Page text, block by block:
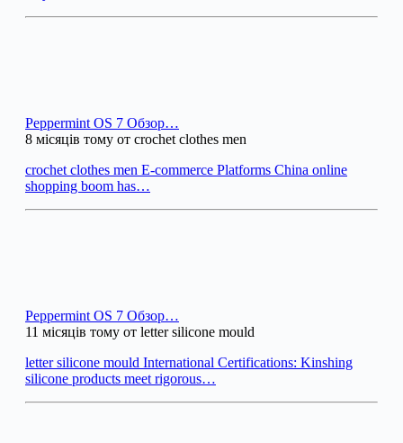
Peppermint OS 7 Обзор…
8 місяців тому от crochet clothes men
crochet clothes men E-commerce Platforms China online
shopping boom has…
Peppermint OS 7 Обзор…
11 місяців тому от letter silicone mould
letter silicone mould International Certifications: Kinshing
silicone products meet rigorous…